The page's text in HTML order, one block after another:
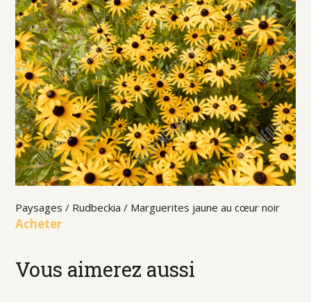
Vous aimerez aussi
Paysages / Rudbeckia / Marguerites jaune au cœur noir
Acheter